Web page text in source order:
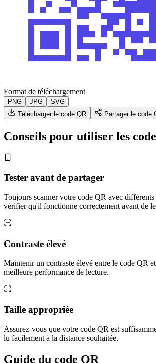
Format de téléchargement
PNG JPG
SVG
Télécharger le code QR
Partager le code
Conseils pour utiliser les
Tester avant de partager
Toujours scanner votre code QR avec
vérifier qu'il fonctionne correctement avant de
Contraste élevé
Maintenir un contraste élevé entre le code QR
meilleure performance de lecture.
Taille appropriée
Assurez-vous que votre code QR est
lu facilement à la distance souhaitée.
Guide du code QR